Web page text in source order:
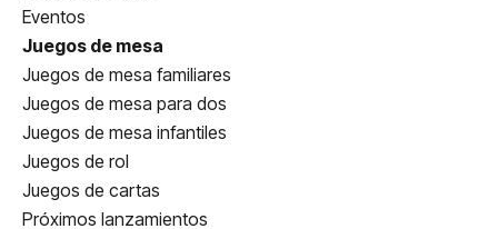
Eventos
Juegos de mesa
Juegos de mesa familiares
Juegos de mesa para dos
Juegos de mesa infantiles
Juegos de rol
Juegos de cartas
Próximos lanzamientos